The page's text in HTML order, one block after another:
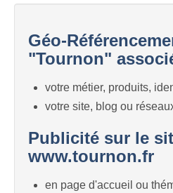
Géo-
"Tournon"
votre métier, produits,
votre site, blog ou
Publicité sur le
www.tournon.fr
en page d'accueil ou